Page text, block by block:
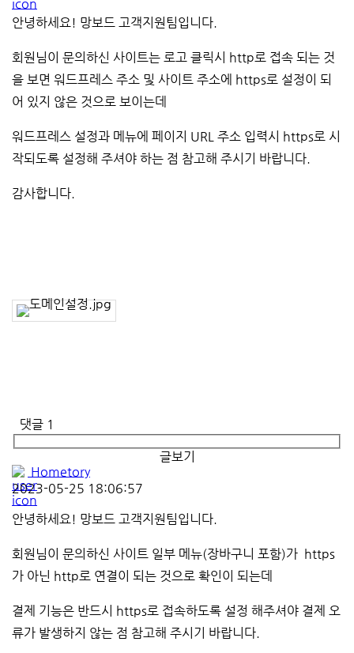
안녕하세요! 망보드 고객지원팀입니다.
회원님이 문의하신 사이트는 로고 클릭시 http로 접속 되는 것
을 보면 워드프레스 주소 및 사이트 주소에 https로 설정이 되
어 있지 않은 것으로 보이는데
워드프레스 설정과 메뉴에 페이지 URL 주소 입력시 https로 시
작되도록 설정해 주셔야 하는 점 참고해 주시기 바랍니다.
감사합니다.
댓글 1
글보기
Hometory
2023-05-25 18:06:57
안녕하세요! 망보드 고객지원팀입니다.
회원님이 문의하신 사이트 일부 메뉴(장바구니 포함)가 https
가 아닌 http로 연결이 되는 것으로 확인이 되는데
결제 기능은 반드시 https로 접속하도록 설정 해주셔야 결제 오
류가 발생하지 않는 점 참고해 주시기 바랍니다.